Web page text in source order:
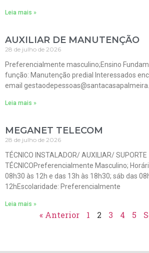
Leia mais »
AUXILIAR DE MANUTENÇÃO
28 de julho de 2026
Preferencialmente masculino;Ensino
função: Manutenção predial Interessados
email
Leia mais »
MEGANET TELECOM
28 de julho de 2026
TÉCNICO INSTALADOR/ AUXILIAR/ SUPORTE
TÉCNICOPreferencialmente Masculino;
08h30 às 12h e das 13h às 18h30; sáb das
12hEscolaridade: Preferencialmente
Leia mais »
« Anterior 1 2 3 4 5